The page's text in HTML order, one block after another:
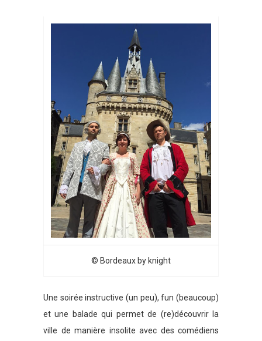
© Bordeaux by knight
Une soirée instructive (un peu), fun (beaucoup)
et une balade qui permet de (re)découvrir la
ville de manière insolite avec des comédiens